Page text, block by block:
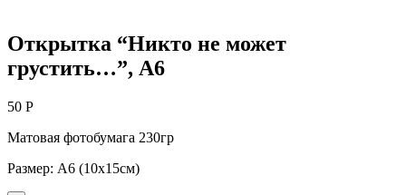
Открытка “Никто не может
грустить…”, А6
50 Р
Матовая фотобумага 230гр
Размер: А6 (10х15см)